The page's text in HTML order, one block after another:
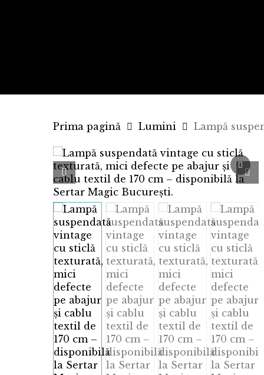
Prima pagină Lumini Lampă